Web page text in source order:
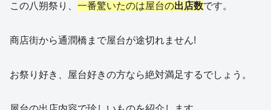
この八朔祭り、 一番驚いたのは屋台の出店数です。
商店街から通潤橋まで屋台が途切れません!
お祭り好き、屋台好きの方なら絶対満足するでしょう。